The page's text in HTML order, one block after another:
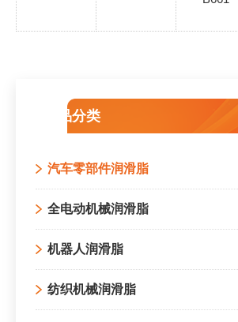
产品分类
汽车零部件润滑脂
全电动机械润滑脂
机器人润滑脂
纺织机械润滑脂